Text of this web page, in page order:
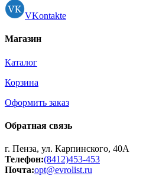
VKontakte
Магазин
Каталог
Корзина
Оформить заказ
Обратная связь
г. Пенза, ул. Карпинского, 40А
Телефон:(8412)453-453
Почта:opt@evrolist.ru